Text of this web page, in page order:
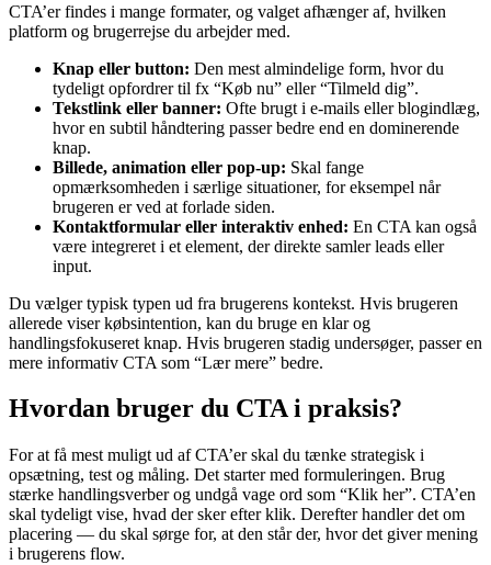
CTA’er findes i mange formater, og valget afhænger af, hvilken
platform og brugerrejse du arbejder med.
Knap eller button: Den mest almindelige form, hvor du
tydeligt opfordrer til fx “Køb nu” eller “Tilmeld dig”.
Tekstlink eller banner: Ofte brugt i e-mails eller blogindlæg,
hvor en subtil håndtering passer bedre end en dominerende
knap.
Billede, animation eller pop-up: Skal fange
opmærksomheden i særlige situationer, for eksempel når
brugeren er ved at forlade siden.
Kontaktformular eller interaktiv enhed: En CTA kan også
være integreret i et element, der direkte samler leads eller
input.
Du vælger typisk typen ud fra brugerens kontekst. Hvis brugeren
allerede viser købsintention, kan du bruge en klar og
handlingsfokuseret knap. Hvis brugeren stadig undersøger, passer en
mere informativ CTA som “Lær mere” bedre.
Hvordan bruger du CTA i praksis?
For at få mest muligt ud af CTA’er skal du tænke strategisk i
opsætning, test og måling. Det starter med formuleringen. Brug
stærke handlingsverber og undgå vage ord som “Klik her”. CTA’en
skal tydeligt vise, hvad der sker efter klik. Derefter handler det om
placering — du skal sørge for, at den står der, hvor det giver mening
i brugerens flow.